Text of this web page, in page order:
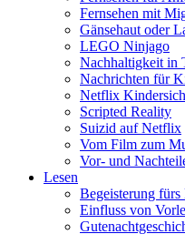
Fernsehen mit
Gänsehaut oder
LEGO Ninjago
Nachhaltigkeit in
Nachrichten für
Netflix
Scripted Reality
Suizid auf Netflix
Vom Film zum
Vor- und
Lesen
Begeisterung fürs
Einfluss von